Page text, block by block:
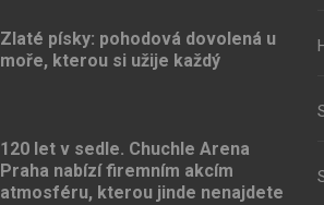
Zlaté písky: pohodová dovolená u
moře, kterou si užije každý
120 let v sedle. Chuchle Arena
Praha nabízí firemním akcím
atmosféru, kterou jinde nenajdete